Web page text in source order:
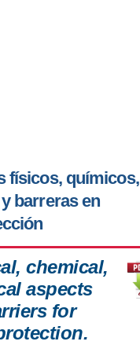
físicos, químicos,
barreras en
chemical,
aspects
for